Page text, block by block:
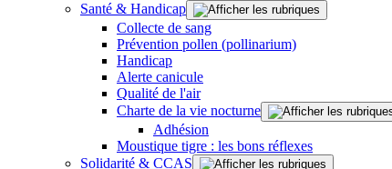
Santé & Handicap
Collecte de sang
Prévention pollen (pollinarium)
Handicap
Alerte canicule
Qualité de l'air
Charte de la vie nocturne
Adhésion
Moustique tigre : les bons réflexes
Solidarité & CCAS